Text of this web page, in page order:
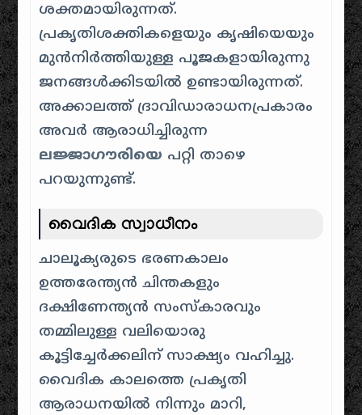
ശക്തമായിരുന്നത്.
പ്രകൃതിശക്തികളെയും കൃഷിയെയും
മുൻനിർത്തിയുള്ള പൂജകളായിരുന്നു
ജനങ്ങൾക്കിടയിൽ ഉണ്ടായിരുന്നത്.
അക്കാലത്ത് ദ്രാവിഡാരാധനപ്രകാരം
അവർ ആരാധിച്ചിരുന്ന
ലജ്ജാഗൗരിയെ പറ്റി താഴെ
പറയുന്നുണ്ട്.
വൈദിക സ്വാധീനം
ചാലൂക്യരുടെ ഭരണകാലം
ഉത്തരേന്ത്യൻ ചിന്തകളും
ദക്ഷിണേന്ത്യൻ സംസ്കാരവും
തമ്മിലുള്ള വലിയൊരു
കൂട്ടിച്ചേർക്കലിന് സാക്ഷ്യം വഹിച്ചു.
വൈദിക കാലത്തെ പ്രകൃതി
ആരാധനയിൽ നിന്നും മാറി,